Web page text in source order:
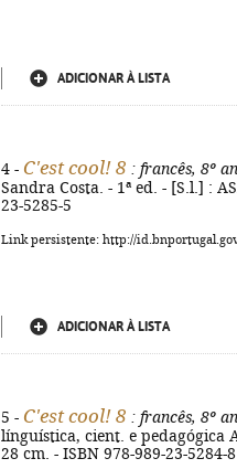
ADICIONAR À LISTA
4 - C'est cool! 8 : francês, 8º
Sandra Costa. - 1ª ed. - [S.l.] :
23-5285-5
Link persistente: http://
ADICIONAR À LISTA
5 - C'est cool! 8 : francês, 8º
línguística, cient. e pedagógica
28 cm. - ISBN 978-989-23-5284-8